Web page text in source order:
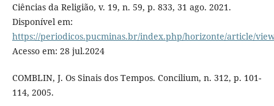
Ciências da Religião, v. 19, n. 59, p. 833, 31 ago. 2021.
Disponível em:
https://periodicos.pucminas.br/index.php/horizonte/article/
Acesso em: 28 jul.2024
COMBLIN, J. Os Sinais dos Tempos. Concilium, n. 312, p. 101-
114, 2005.